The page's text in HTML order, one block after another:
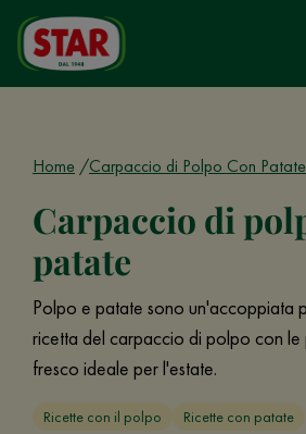
Home Carpaccio di Polpo Con Patate
Carpaccio di
patate
Polpo e patate sono un'accoppiata
ricetta del carpaccio di polpo con le
fresco ideale per l'estate.
Ricette con il polpo Ricette con patate